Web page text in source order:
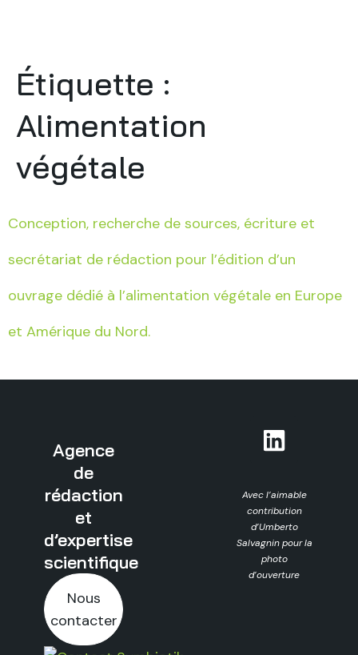
Étiquette :
Alimentation
végétale
Conception, recherche de sources, écriture et
secrétariat de rédaction pour l’édition d’un
ouvrage dédié à l’alimentation végétale en Europe
et Amérique du Nord.
Agence
de
rédaction
et
d’expertise
scientifique
Nous
contacter
Avec l’aimable
contribution
d’Umberto
Salvagnin pour la
photo
d’ouverture